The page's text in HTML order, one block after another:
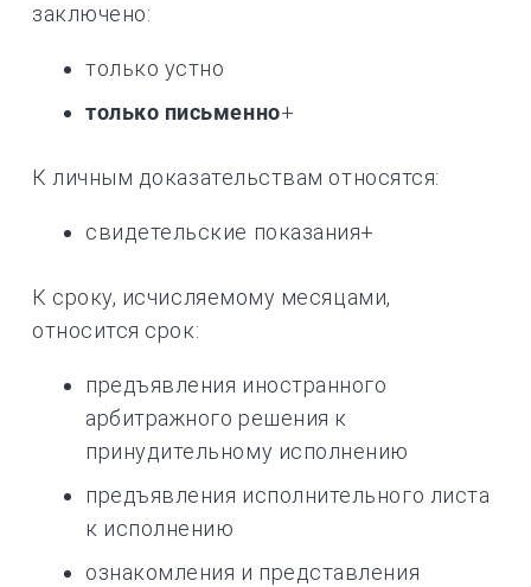
заключено:
только устно
только письменно+
К личным доказательствам относятся:
свидетельские показания+
К сроку, исчисляемому месяцами,
относится срок:
предъявления иностранного
арбитражного решения к
принудительному исполнению
предъявления исполнительного листа
к исполнению
ознакомления и представления